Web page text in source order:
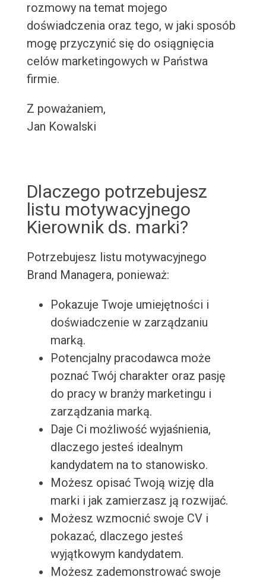
rozmowy na temat mojego
doświadczenia oraz tego, w jaki sposób
mogę przyczynić się do osiągnięcia
celów marketingowych w Państwa
firmie.
Z poważaniem,
Jan Kowalski
Dlaczego potrzebujesz
listu motywacyjnego
Kierownik ds. marki?
Potrzebujesz listu motywacyjnego
Brand Managera, ponieważ:
Pokazuje Twoje umiejętności i
doświadczenie w zarządzaniu
marką.
Potencjalny pracodawca może
poznać Twój charakter oraz pasję
do pracy w branży marketingu i
zarządzania marką.
Daje Ci możliwość wyjaśnienia,
dlaczego jesteś idealnym
kandydatem na to stanowisko.
Możesz opisać Twoją wizję dla
marki i jak zamierzasz ją rozwijać.
Możesz wzmocnić swoje CV i
pokazać, dlaczego jesteś
wyjątkowym kandydatem.
Możesz zademonstrować swoje